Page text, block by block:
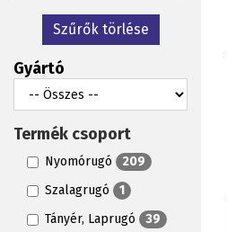
Szűrők törlése
Gyártó
Termék csoport
Nyomórugó
209
Szalagrugó
1
Tányér, Laprugó
39